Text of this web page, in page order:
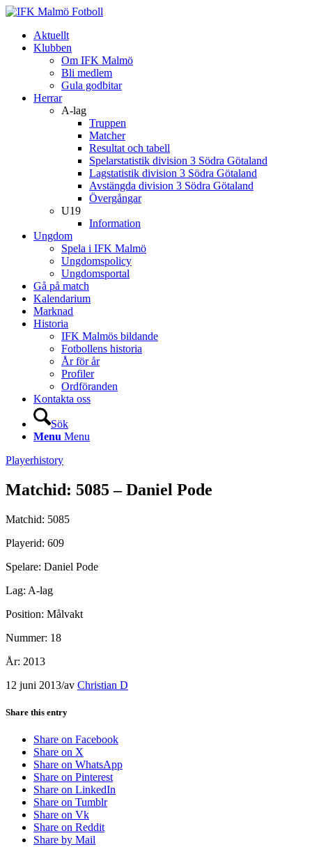
Aktuellt
Klubben
Om IFK Malmö
Bli medlem
Gula godbitar
Herrar
A-lag
Truppen
Matcher
Resultat och tabell
Spelarstatistik division 3 Södra Götaland
Lagstatistik division 3 Södra Götaland
Avstängda division 3 Södra Götaland
Övergångar
U19
Information
Ungdom
Spela i IFK Malmö
Ungdomspolicy
Ungdomsportal
Gå på match
Kalendarium
Marknad
Historia
IFK Malmös bildande
Fotbollens historia
År för år
Profiler
Ordföranden
Kontakta oss
Sök
Menu Menu
Playerhistory
Matchid: 5085 – Daniel Pode
Matchid: 5085
Playerid: 609
Spelare: Daniel Pode
Lag: A-lag
Position: Målvakt
Nummer: 18
År: 2013
12 juni 2013/av Christian D
Share this entry
Share on Facebook
Share on X
Share on WhatsApp
Share on Pinterest
Share on LinkedIn
Share on Tumblr
Share on Vk
Share on Reddit
Share by Mail